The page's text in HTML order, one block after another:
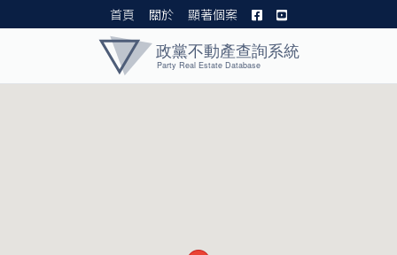
首頁 關於 顯著個案